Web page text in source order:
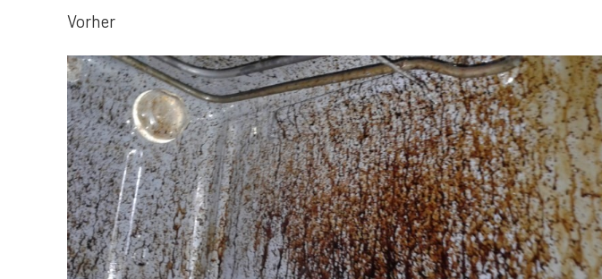
Vorher